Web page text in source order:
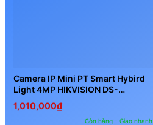
Camera IP Mini PT Smart Hybird
Light 4MP HIKVISION DS-
2DE2C400MWG-E
1,010,000₫
Còn hàng - Giao nhanh